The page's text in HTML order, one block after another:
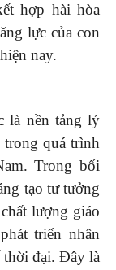
hợp hài hòa
lực của con
nay.
là nền tảng lý
quá trình
Trong bối
tạo tư tưởng
lượng giáo
triển nhân
thời đại. Đây là